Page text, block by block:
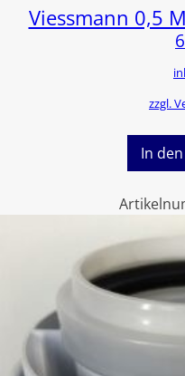
Viessmann 0,5
zzgl.
In